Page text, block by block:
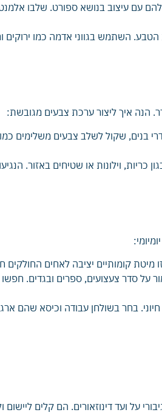
עם עיצוב בנושא ספורט. שלבו
השתמש בגווני אדמה כמו ירוקים
הנה איך ליצור ערכת צבעים מגובשת:
שקול לשלב צבעים משלימים כמו
כריות, וילונות או שטיחים באזור.
מיטת קומותיים יציבה לאחים
על סדר צעצועים, ספרים ובגדים. חפשו
חיוני. בחר בשולחן עבודה וכיסא שהם
על ועד דינוזאורים. הם קלים